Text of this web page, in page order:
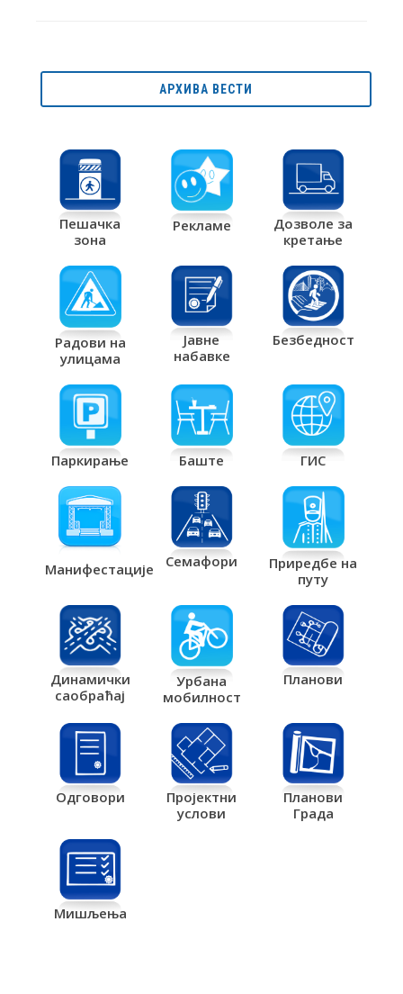
АРХИВА ВЕСТИ
Пешачка
зона
Рекламе
Дозволе за
кретање
Радови на
улицама
Јавне
набавке
Безбедност
Паркирање Баште ГИС
Манифестације Семафори
Приредбе на
путу
Динамички
саобраћај
Урбана
мобилност
Планови
Одговори
Пројектни
услови
Планови
Града
Мишљења